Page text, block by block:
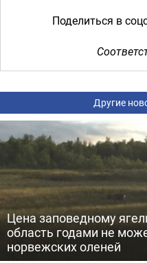
Поделиться в
Другие
Цена заповедному
область годами не
норвежских оленей